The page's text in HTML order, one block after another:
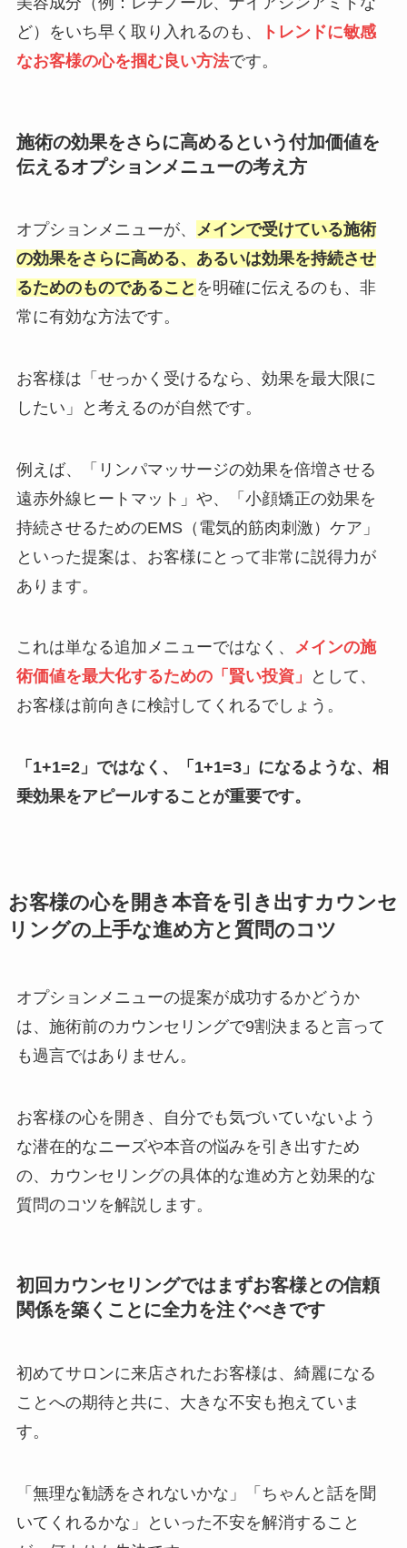
ど）をいち早く取り入れるのも、
トレンドに敏感
なお客様の心を掴む良い方法です。
施術の効果をさらに高めるという付加価値を
伝えるオプションメニューの考え方
オプションメニューが、 メインで受けている施術
の効果をさらに高める、あるいは効果を持続させ
るためのものであること を明確に伝えるのも、非
常に有効な方法です。
お客様は「せっかく受けるなら、効果を最大限に
したい」と考えるのが自然です。
例えば、「リンパマッサージの効果を倍増させる
遠赤外線ヒートマット」や、「小顔矯正の効果を
持続させるためのEMS（電気的筋肉刺激）ケア」
といった提案は、お客様にとって非常に説得力が
あります。
これは単なる追加メニューではなく、 メインの施
術価値を最大化するための「賢い投資」
として、
お客様は前向きに検討してくれるでしょう。
「1+1=2」ではなく、「1+1=3」になるような、相
乗効果をアピールすることが重要です。
お客様の心を開き本音を引き出すカウンセ
リングの上手な進め方と質問のコツ
オプションメニューの提案が成功するかどうか
は、施術前のカウンセリングで9割決まると言って
も過言ではありません。
お客様の心を開き、自分でも気づいていないよう
な潜在的なニーズや本音の悩みを引き出すため
の、カウンセリングの具体的な進め方と効果的な
質問のコツを解説します。
初回カウンセリングではまずお客様との信頼
関係を築くことに全力を注ぐべきです
初めてサロンに来店されたお客様は、綺麗になる
ことへの期待と共に、大きな不安も抱えていま
す。
「無理な勧誘をされないかな」「ちゃんと話を聞
いてくれるかな」といった不安を解消すること